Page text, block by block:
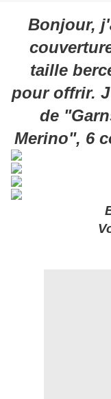
Bonjour,
taille
pour offrir.
de
Merino", 6